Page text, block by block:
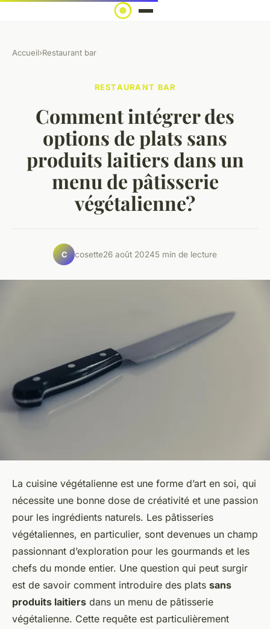
Accueil›Restaurant bar
RESTAURANT BAR
Comment intégrer des
options de plats sans
produits laitiers dans un
menu de pâtisserie
végétalienne?
C cosette26 août 20245 min de lecture
La cuisine végétalienne est une forme d’art en soi, qui
nécessite une bonne dose de créativité et une passion
pour les ingrédients naturels. Les pâtisseries
végétaliennes, en particulier, sont devenues un champ
passionnant d’exploration pour les gourmands et les
chefs du monde entier. Une question qui peut surgir
est de savoir comment introduire des plats sans
produits laitiers dans un menu de pâtisserie
végétalienne. Cette requête est particulièrement